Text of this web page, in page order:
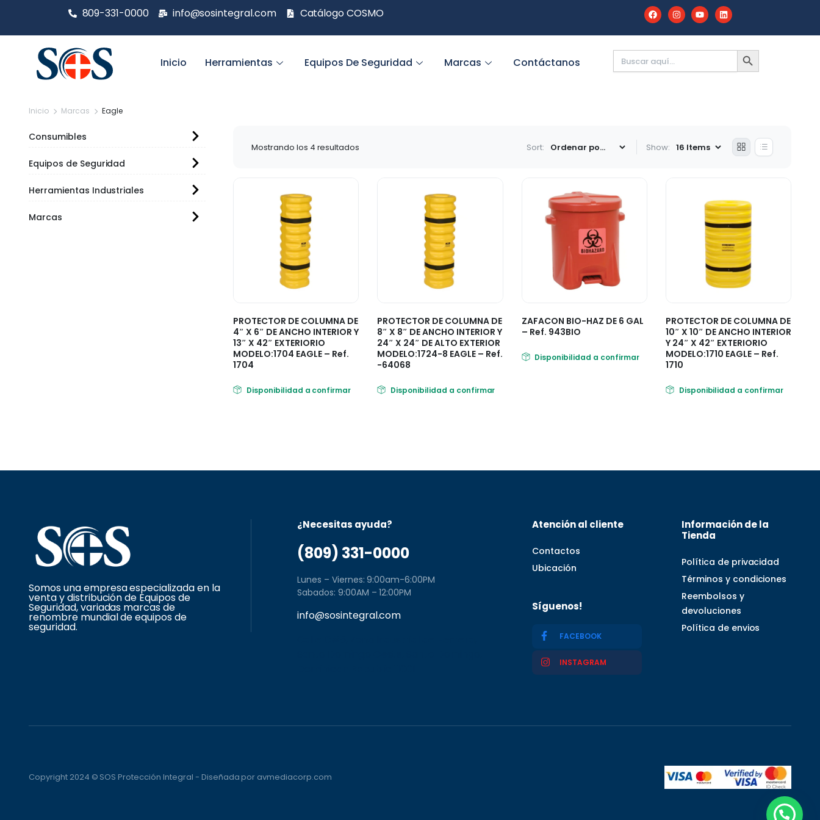
809-331-0000 info@sosintegral.com Catálogo COSMO
Inicio Herramientas Equipos De Seguridad Marcas Contáctanos
Buscar: BOTÓN
DE
BÚSQUEDA
Inicio Marcas Eagle
Mostrando los 4 resultados Sort: Show:
PROTECTOR DE COLUMNA DE
4″ X 6″ DE ANCHO INTERIOR Y
13″ X 42″ EXTERIORIO
MODELO:1704 EAGLE – Ref.
1704
Disponibilidad a confirmar
PROTECTOR DE COLUMNA DE
8″ X 8″ DE ANCHO INTERIOR Y
24″ X 24″ DE ALTO EXTERIOR
MODELO:1724-8 EAGLE – Ref.
-64068
Disponibilidad a confirmar
ZAFACON BIO-HAZ DE 6 GAL
– Ref. 943BIO
Disponibilidad a confirmar
PROTECTOR DE COLUMNA DE
10″ X 10″ DE ANCHO INTERIOR
Y 24″ X 42″ EXTERIORIO
MODELO:1710 EAGLE – Ref.
1710
Disponibilidad a confirmar
Consumibles
Equipos de Seguridad
Herramientas Industriales
Marcas
Somos una empresa especializada en la
venta y distribución de Equipos de
Seguridad, variadas marcas de
renombre mundial de equipos de
seguridad.
¿Necesitas ayuda?
(809) 331-0000
Lunes – Viernes: 9:00am-6:00PM
Sabados: 9:00AM – 12:00PM
info@sosintegral.com
Atención al cliente
Contactos
Ubicación
Síguenos!
FACEBOOK
INSTAGRAM
Información de la
Tienda
Política de privacidad
Términos y condiciones
Reembolsos y
devoluciones
Política de envios
Copyright 2024 © SOS Protección Integral - Diseñada por avmediacorp.com